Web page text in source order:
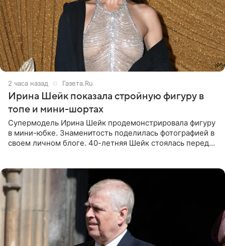
2 часа назад Газета.Ru
Ирина Шейк показала стройную фигуру в
топе и мини-шортах
Супермодель Ирина Шейк продемонстрировала фигуру
в мини-юбке. Знаменитость поделилась фотографией в
своем личном блоге. 40-летняя Шейк стоялась перед